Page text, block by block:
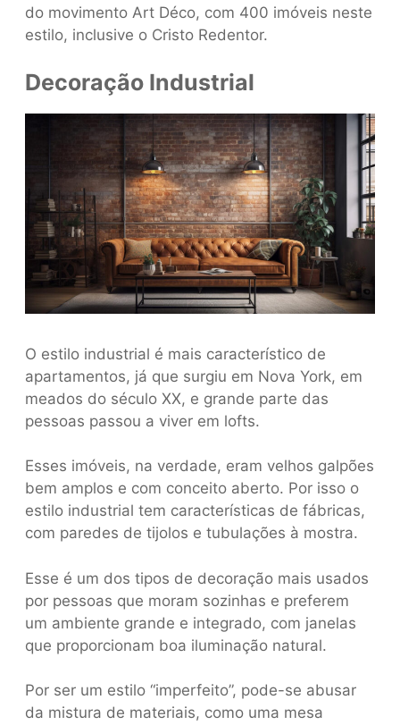
do movimento Art Déco, com 400 imóveis neste
estilo, inclusive o Cristo Redentor.
Decoração Industrial
O estilo industrial é mais característico de
apartamentos, já que surgiu em Nova York, em
meados do século XX, e grande parte das
pessoas passou a viver em lofts.
Esses imóveis, na verdade, eram velhos galpões
bem amplos e com conceito aberto. Por isso o
estilo industrial tem características de fábricas,
com paredes de tijolos e tubulações à mostra.
Esse é um dos tipos de decoração mais usados
por pessoas que moram sozinhas e preferem
um ambiente grande e integrado, com janelas
que proporcionam boa iluminação natural.
Por ser um estilo “imperfeito”, pode-se abusar
da mistura de materiais, como uma mesa